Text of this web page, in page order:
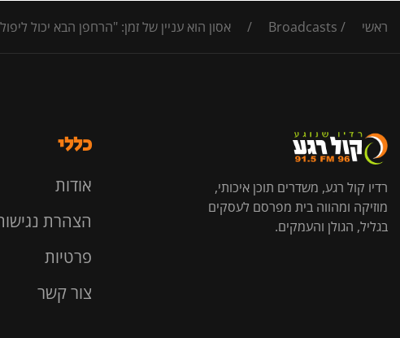
ראשי /
Broadcasts
/ אסון הוא עניין של זמן: "הרחפן הבא יכול
רדיו קול רגע, משדרים תוכן איכותי,
מוזיקה ומהווה בית מפרסם לעסקים
בגליל, הגולן והעמקים.
כללי
אודות
הצהרת
פרטיות
צור קשר